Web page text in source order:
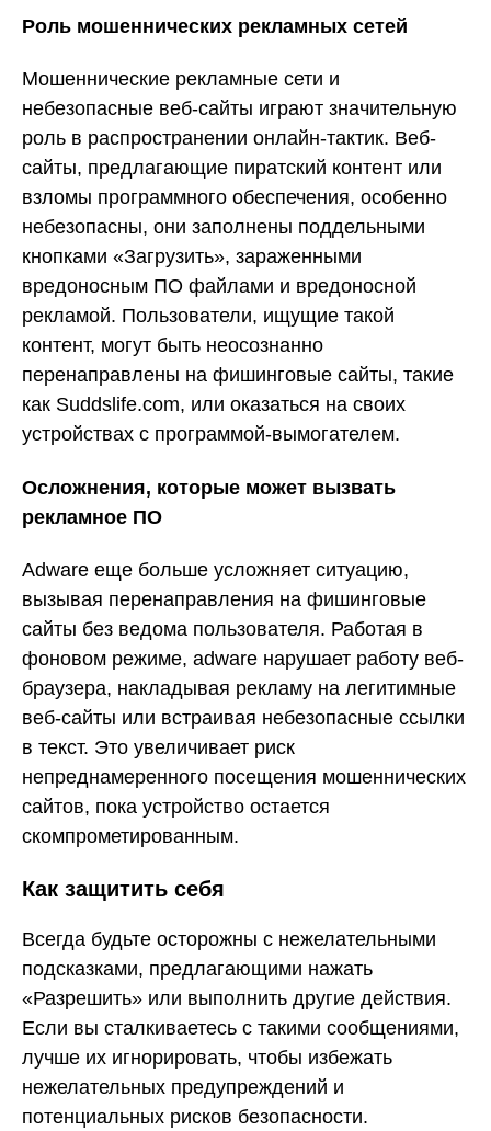
Роль мошеннических рекламных сетей
Мошеннические рекламные сети и
небезопасные веб-сайты играют значительную
роль в распространении онлайн-тактик. Веб-
сайты, предлагающие пиратский контент или
взломы программного обеспечения, особенно
небезопасны, они заполнены поддельными
кнопками «Загрузить», зараженными
вредоносным ПО файлами и вредоносной
рекламой. Пользователи, ищущие такой
контент, могут быть неосознанно
перенаправлены на фишинговые сайты, такие
как Suddslife.com, или оказаться на своих
устройствах с программой-вымогателем.
Осложнения, которые может вызвать
рекламное ПО
Adware еще больше усложняет ситуацию,
вызывая перенаправления на фишинговые
сайты без ведома пользователя. Работая в
фоновом режиме, adware нарушает работу веб-
браузера, накладывая рекламу на легитимные
веб-сайты или встраивая небезопасные ссылки
в текст. Это увеличивает риск
непреднамеренного посещения мошеннических
сайтов, пока устройство остается
скомпрометированным.
Как защитить себя
Всегда будьте осторожны с нежелательными
подсказками, предлагающими нажать
«Разрешить» или выполнить другие действия.
Если вы сталкиваетесь с такими сообщениями,
лучше их игнорировать, чтобы избежать
нежелательных предупреждений и
потенциальных рисков безопасности.